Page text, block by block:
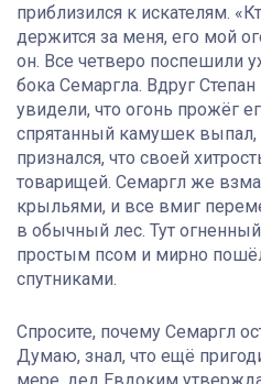
приблизился к искателям.
держится за меня, его мой
он. Все четверо поспешили
бока Семаргла. Вдруг
увидели, что огонь прожёг
спрятанный камушек выпал,
признался, что своей
товарищей. Семаргл же
крыльями, и все вмиг
в обычный лес. Тут
простым псом и мирно
спутниками.
Спросите, почему Семаргл
Думаю, знал, что ещё